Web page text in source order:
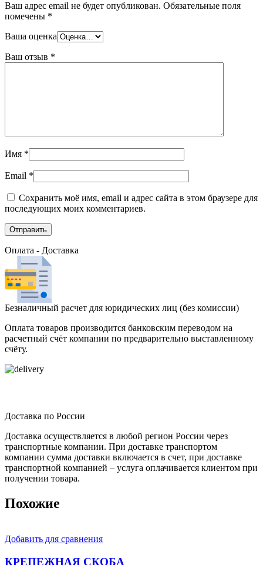
Ваш адрес email не будет опубликован. Обязательные поля
помечены *
Ваша оценка
Ваш отзыв *
Имя *
Email *
Сохранить моё имя, email и адрес сайта в этом браузере для
последующих моих комментариев.
Оплата - Доставка
Безналичный расчет для юридических лиц (без комиссии)
Оплата товаров производится банковским переводом на
расчетный счёт компании по предварительно выставленному
счёту.
Доставка по России
Доставка осуществляется в любой регион России через
транспортные компании. При доставке транспортом
компании сумма доставки включается в счет, при доставке
транспортной компанией – услуга оплачивается клиентом при
получении товара.
Похожие
Добавить для сравнения
КРЕПЕЖНАЯ СКОБА